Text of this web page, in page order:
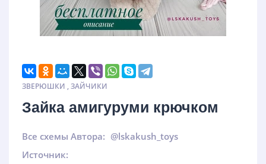
ЗВЕРЮШКИ ,ЗАЙЧИКИ
Зайка амигуруми крючком
Все схемы Автора: @lskakush_toys
Источник: